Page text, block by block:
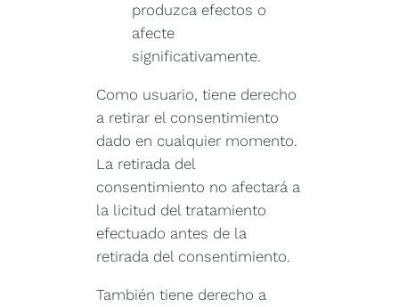
produzca efectos o
afecte
significativamente.
Como usuario, tiene derecho
a retirar el consentimiento
dado en cualquier momento.
La retirada del
consentimiento no afectará a
la licitud del tratamiento
efectuado antes de la
retirada del consentimiento.
También tiene derecho a